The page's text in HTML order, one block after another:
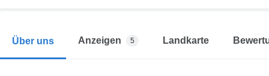
Über uns Anzeigen 5 Landkarte